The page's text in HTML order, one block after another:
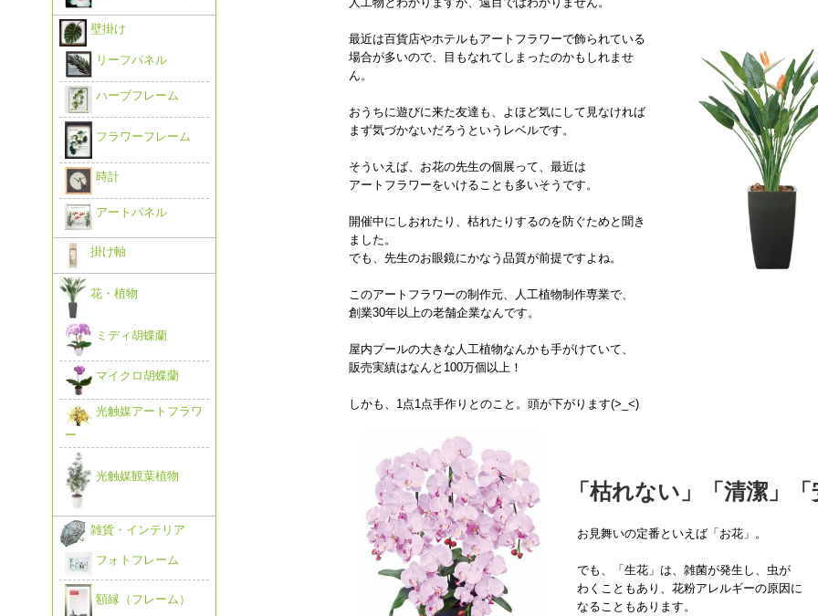
最近は百貨店やホテルもアートフラワーで飾られている
場合が多いので、目もなれてしまったのかもしれませ
ん。
おうちに遊びに来た友達も、よほど気にして見なければ
まず気づかないだろうというレベルです。
そういえば、お花の先生の個展って、最近は
アートフラワーをいけることも多いそうです。
開催中にしおれたり、枯れたりするのを防ぐためと聞き
ました。
でも、先生のお眼鏡にかなう品質が前提ですよね。
このアートフラワーの制作元、人工植物制作専業で、
創業30年以上の老舗企業なんです。
屋内プールの大きな人工植物なんかも手がけていて、
販売実績はなんと100万個以上！
しかも、1点1点手作りとのこと。頭が下がります(>_<)
「枯れない」「清潔」「
お見舞いの定番といえば「お花」。
でも、「生花」は、雑菌が発生し、虫が
わくこともあり、花粉アレルギーの原因に
なることもあります。
壁掛け
リーフパネル
ハーブフレーム
フラワーフレーム
時計
アートパネル
掛け軸
花・植物
ミディ胡蝶蘭
マイクロ胡蝶蘭
光触媒アートフラワ
ー
光触媒観葉植物
雑貨・インテリア
フォトフレーム
額縁（フレーム）